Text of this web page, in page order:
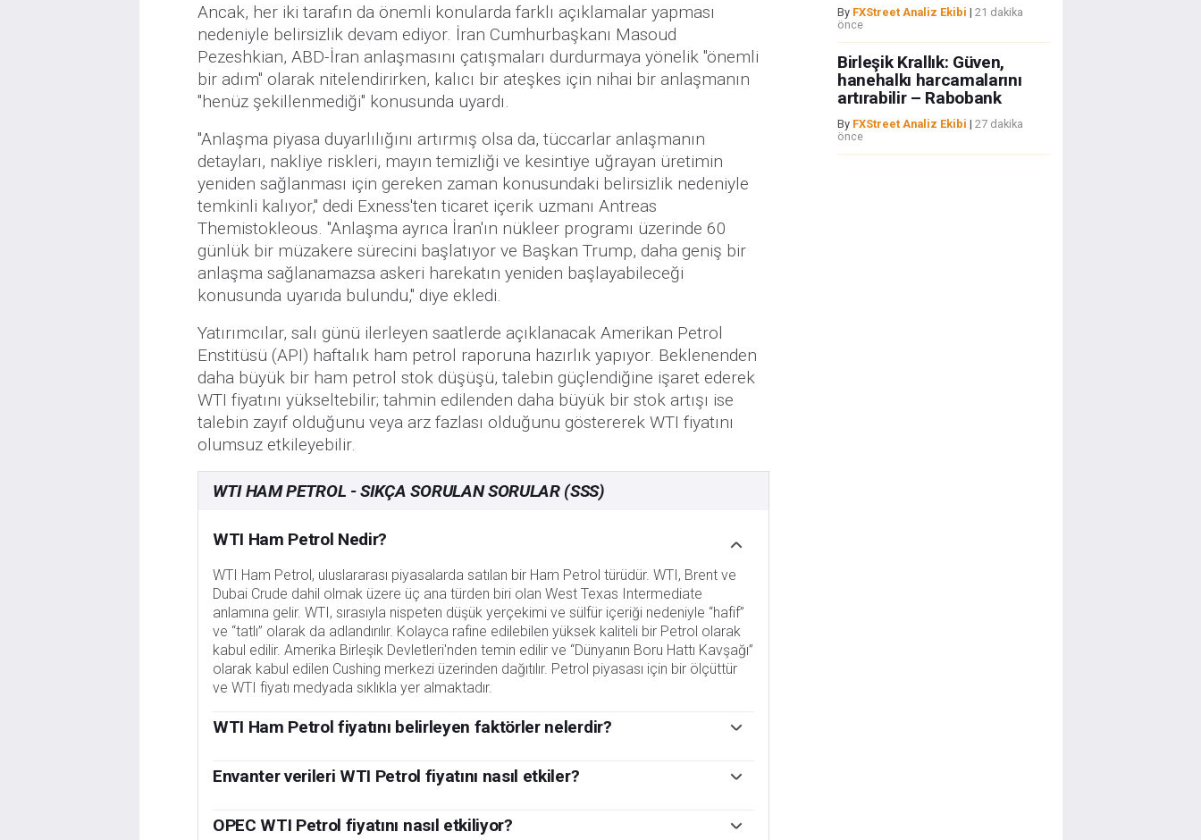
Ancak, her iki tarafın da önemli konularda farklı açıklamalar yapması
nedeniyle belirsizlik devam ediyor. İran Cumhurbaşkanı Masoud
Pezeshkian, ABD-İran anlaşmasını çatışmaları durdurmaya yönelik "önemli
bir adım" olarak nitelendirirken, kalıcı bir ateşkes için nihai bir anlaşmanın
"henüz şekillenmediği" konusunda uyardı.
"Anlaşma piyasa duyarlılığını artırmış olsa da, tüccarlar anlaşmanın
detayları, nakliye riskleri, mayın temizliği ve kesintiye uğrayan üretimin
yeniden sağlanması için gereken zaman konusundaki belirsizlik nedeniyle
temkinli kalıyor," dedi Exness'ten ticaret içerik uzmanı Antreas
Themistokleous. "Anlaşma ayrıca İran'ın nükleer programı üzerinde 60
günlük bir müzakere sürecini başlatıyor ve Başkan Trump, daha geniş bir
anlaşma sağlanamazsa askeri harekatın yeniden başlayabileceği
konusunda uyarıda bulundu," diye ekledi.
Yatırımcılar, salı günü ilerleyen saatlerde açıklanacak Amerikan Petrol
Enstitüsü (API) haftalık ham petrol raporuna hazırlık yapıyor. Beklenenden
daha büyük bir ham petrol stok düşüşü, talebin güçlendiğine işaret ederek
WTI fiyatını yükseltebilir; tahmin edilenden daha büyük bir stok artışı ise
talebin zayıf olduğunu veya arz fazlası olduğunu göstererek WTI fiyatını
olumsuz etkileyebilir.
WTI HAM PETROL - SIKÇA SORULAN SORULAR (SSS)
WTI Ham Petrol Nedir?
WTI Ham Petrol, uluslararası piyasalarda satılan bir Ham Petrol türüdür. WTI, Brent ve
Dubai Crude dahil olmak üzere üç ana türden biri olan West Texas Intermediate
anlamına gelir. WTI, sırasıyla nispeten düşük yerçekimi ve sülfür içeriği nedeniyle “hafif”
ve “tatlı” olarak da adlandırılır. Kolayca rafine edilebilen yüksek kaliteli bir Petrol olarak
kabul edilir. Amerika Birleşik Devletleri'nden temin edilir ve “Dünyanın Boru Hattı Kavşağı”
olarak kabul edilen Cushing merkezi üzerinden dağıtılır. Petrol piyasası için bir ölçüttür
ve WTI fiyatı medyada sıklıkla yer almaktadır.
WTI Ham Petrol fiyatını belirleyen faktörler nelerdir?
küresel büyüme artan talebin itici gücü olabilir ve zayıf küresel büyüme için bunun tersi
diğer önemli itici gücüdür. ABD Dolarının değeri WTI Ham Petrol fiyatını etkiler, çünkü
Envanter verileri WTI Petrol fiyatını nasıl etkiler?
Petrol envanter raporları WTI Ham Petrol fiyatını etkilemektedir. Stoklardaki değişiklikler
OPEC WTI Petrol fiyatını nasıl etkiliyor?
By FXStreet Analiz Ekibi | 21 dakika
önce
Birleşik Krallık: Güven,
hanehalkı harcamalarını
artırabilir – Rabobank
By FXStreet Analiz Ekibi | 27 dakika
önce